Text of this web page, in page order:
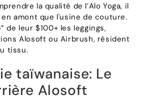
la qualité de l’Alo Yoga, il
amont que l'usine de couture.
de leur $100+ les leggings,
Alosoft ou Airbrush, résident
tissu.
taïwanaise: Le
Alosoft